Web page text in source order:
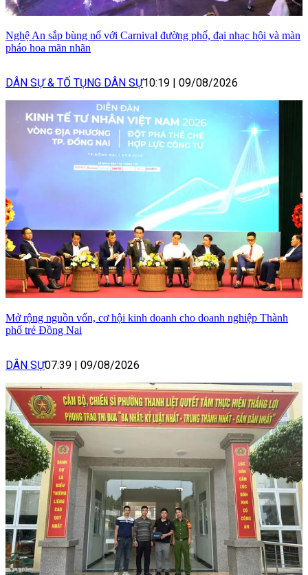
Nghệ An sắp bùng nổ với Carnival đường phố, đại nhạc hội và màn
pháo hoa mãn nhãn
DÂN SỰ & TỐ TỤNG DÂN SỰ10:19 09/08/2026
Mở rộng nguồn vốn, cơ hội kinh doanh cho doanh nghiệp Thành
phố trẻ Đồng Nai
DÂN SỰ07:39 09/08/2026